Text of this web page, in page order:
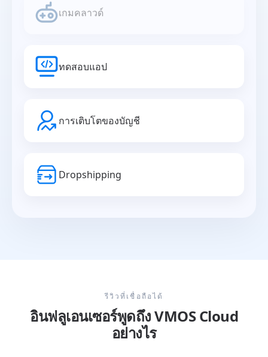
เกมคลาวด์
ทดสอบแอป
การเติบโตของบัญชี
Dropshipping
รีวิวที่เชื่อถือได้
อินฟลูเอนเซอร์พูดถึง VMOS Cloud
อย่างไร